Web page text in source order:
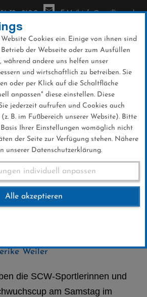
32 - 960-0 E-Mail: info@sc-willingen.de
vier
Weiler
die SCW-Sportlerinnen und
am Samstag im
Cookies ein. Einige von ihnen sind
der Webseite oder zum Ausfüllen
andere uns helfen unser
und wirtschaftlich zu betreiben. Sie
oder per Klick auf die Schaltfläche
anpassen" diese einstellen. Diese
jederzeit aufrufen und Cookies auch
B. im Fußbereich unserer Website). Bitte
Ihrer Einstellungen womöglich nicht
der Seite zur Verfügung stehen. Nähere
unserer Datenschutzerklärung.
individuell anpassen
Alle akzeptieren